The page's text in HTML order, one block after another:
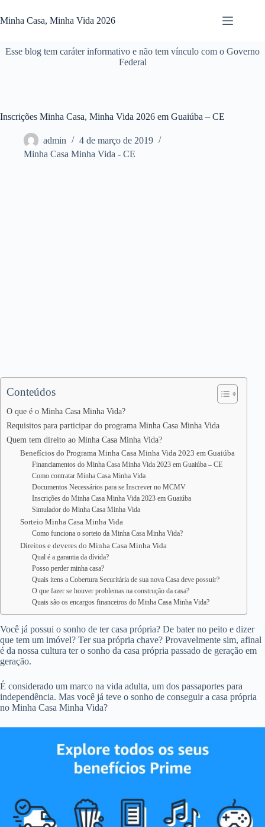
para
o
Minha Casa, Minha Vida 2026
Esse blog tem caráter informativo e não tem vínculo com o Governo
Federal
Inscrições Minha Casa, Minha Vida 2026 em Guaiúba – CE
admin
4 de março de 2019
Minha Casa Minha Vida - CE
Conteúdos
O que é o Minha Casa Minha Vida?
Requisitos para participar do programa Minha Casa Minha Vida
Quem tem direito ao Minha Casa Minha Vida?
Benefícios do Programa Minha Casa Minha Vida 2023 em Guaiúba
Financiamentos do Minha Casa Minha Vida 2023 em Guaiúba – CE
Como contratar Minha Casa Minha Vida
Documentos Necessários para se Inscrever no MCMV
Inscrições do Minha Casa Minha Vida 2023 em Guaiúba
Simulador do Minha Casa Minha Vida
Sorteio Minha Casa Minha Vida
Como funciona o sorteio da Minha Casa Minha Vida?
Direitos e deveres do Minha Casa Minha Vida
Qual é a garantia da dívida?
Posso perder minha casa?
Quais itens a Cobertura Securitária de sua nova Casa deve possuir?
O que fazer se houver problemas na construção da casa?
Quais são os encargos financeiros do Minha Casa Minha Vida?
Você já possui o sonho de ter casa própria? De bater no peito e dizer
que tem um imóvel? Ter sua própria chave? Provavelmente sim, afinal
é da nossa cultura ter o sonho da casa própria passado de geração em
geração.
É considerado um marco na vida adulta, um dos passaportes para
independência. Mas você já teve o sonho de conseguir a casa própria
no Minha Casa Minha Vida?